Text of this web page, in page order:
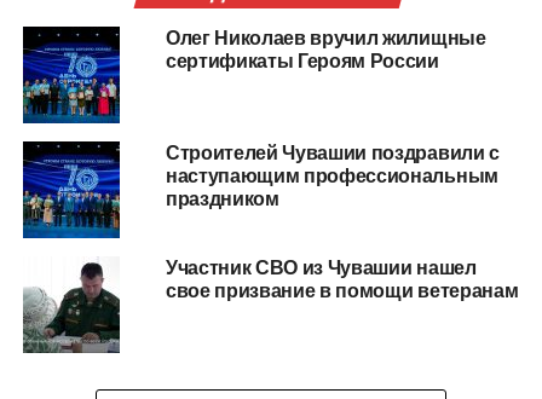
Олег Николаев вручил жилищные
сертификаты Героям России
Строителей Чувашии поздравили с
наступающим профессиональным
праздником
Участник СВО из Чувашии нашел
свое призвание в помощи ветеранам